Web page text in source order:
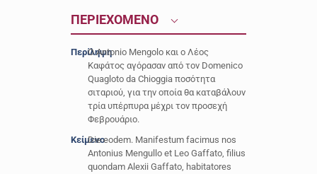
ΠΕΡΙΕΧΟΜΕΝΟ
Περίληψη
Ο Antonio Mengolo και ο Λέος
Καφάτος αγόρασαν από τον Domenico
Quagloto da Chioggia ποσότητα
σιταριού, για την οποία θα καταβάλουν
τρία υπέρπυρα μέχρι τον προσεχή
Φεβρουάριο.
ΚείμενοDie eodem. Manifestum facimus nos
Antonius Mengullo et Leo Gaffato, filius
quondam Alexii Gaffato, habitatores